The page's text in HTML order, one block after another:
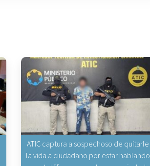
ATIC captura a sospechoso de quitarle
la vida a ciudadano por estar hablando